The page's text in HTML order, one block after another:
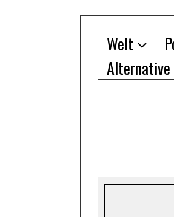
Welt